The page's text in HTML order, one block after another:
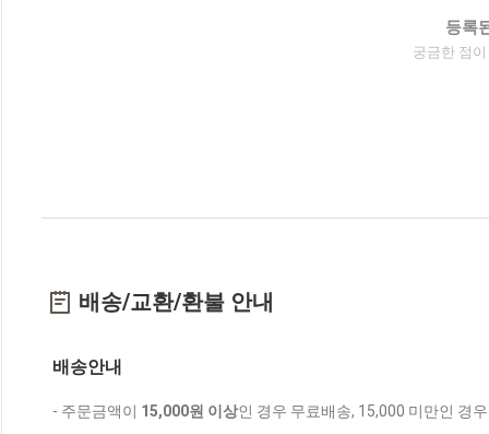
등록
궁금한 점
배송/교환/환불 안내
배송안내
- 주문금액이 15,000원 이상인 경우 무료배송, 15,000 미만인 경